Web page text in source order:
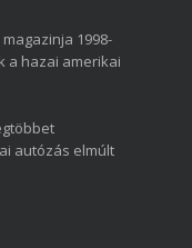
1998-
a hazai amerikai
autózás elmúlt